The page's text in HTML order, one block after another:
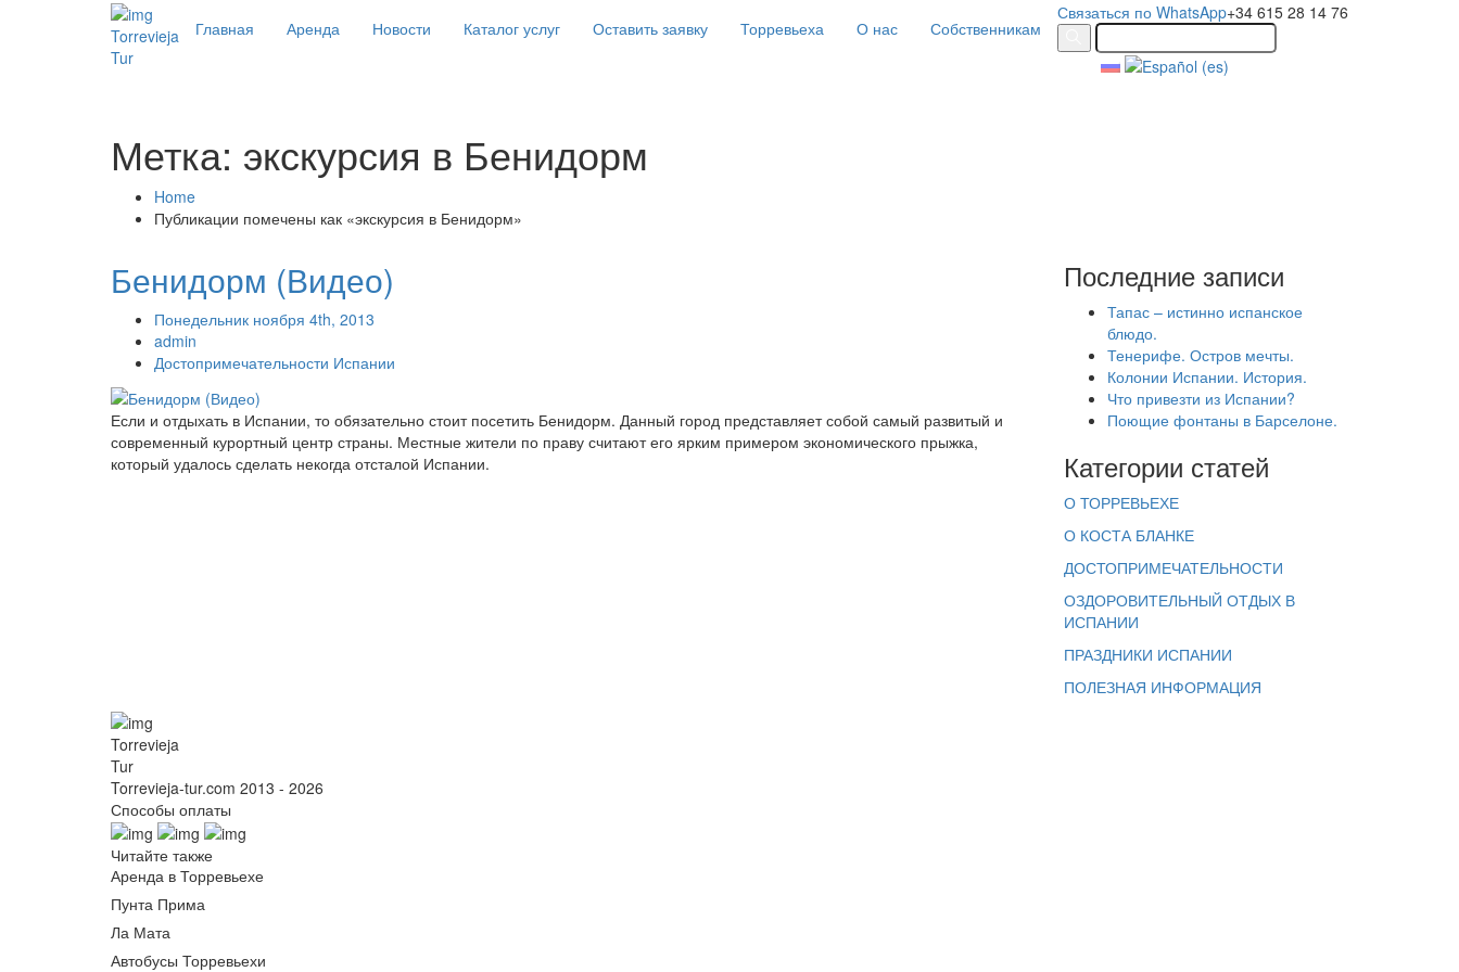
Torrevieja
Tur
Главная Аренда Новости Каталог услуг Оставить заявку Торревьеха О нас Собственникам
Связаться по WhatsApp+34 615 28 14 76
Метка: экскурсия в Бенидорм
Home
Публикации помечены как «экскурсия в Бенидорм»
Бенидорм (Видео)
Понедельник ноября 4th, 2013
admin
Достопримечательности Испании
Если и отдыхать в Испании, то обязательно стоит посетить Бенидорм. Данный город представляет собой самый развитый и
современный курортный центр страны. Местные жители по праву считают его ярким примером экономического прыжка,
который удалось сделать некогда отсталой Испании.
Последние записи
Тапас – истинно испанское
блюдо.
Тенерифе. Остров мечты.
Колонии Испании. История.
Что привезти из Испании?
Поющие фонтаны в Барселоне.
Категории статей
О ТОРРЕВЬЕХЕ
О КОСТА БЛАНКЕ
ДОСТОПРИМЕЧАТЕЛЬНОСТИ
ОЗДОРОВИТЕЛЬНЫЙ ОТДЫХ В
ИСПАНИИ
ПРАЗДНИКИ ИСПАНИИ
ПОЛЕЗНАЯ ИНФОРМАЦИЯ
Torrevieja
Tur
Torrevieja-tur.com 2013 - 2026
Способы оплаты
Читайте также
Аренда в Торревьехе
Пунта Прима
Ла Мата
Автобусы Торревьехи